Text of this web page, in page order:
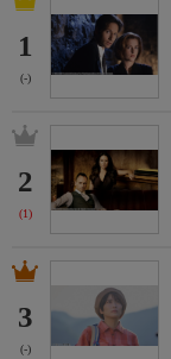
1
(-)
2
(1)
3
(-)